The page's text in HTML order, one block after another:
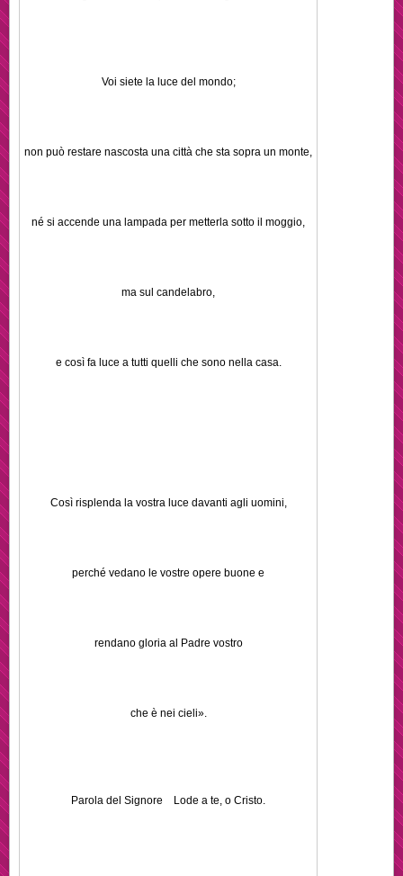
Voi siete la luce del mondo;
non può restare nascosta una città che sta sopra un monte,
né si accende una lampada per metterla sotto il moggio,
ma sul candelabro,
e così fa luce a tutti quelli che sono nella casa.
Così risplenda la vostra luce davanti agli uomini,
perché vedano le vostre opere buone e
rendano gloria al Padre vostro
che è nei cieli».
Parola del Signore Lode a te, o Cristo.